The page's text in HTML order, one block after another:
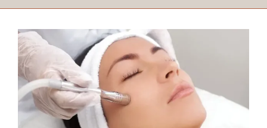
Exosomas, la nueva revolución
estética
ESTETICA